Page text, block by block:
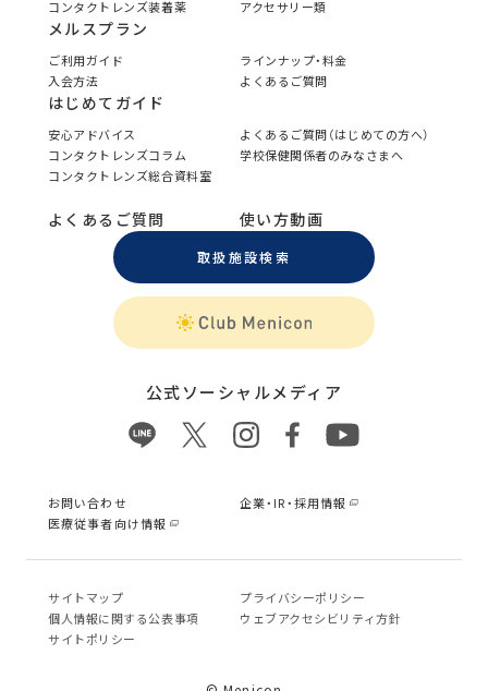
コンタクトレンズ装着薬
アクセサリー類
メルスプラン
ご利用ガイド
ラインナップ・料金
入会方法
よくあるご質問
はじめてガイド
安心アドバイス
よくあるご質問（はじめての方へ）
コンタクトレンズコラム
学校保健関係者のみなさまへ
コンタクトレンズ総合資料室
よくあるご質問 使い方動画
取扱施設検索
公式ソーシャルメディア
お問い合わせ
企業・IR・採用情報
医療従事者向け情報
サイトマップ
プライバシーポリシー
個⼈情報に関する公表事項
ウェブアクセシビリティ方針
サイトポリシー